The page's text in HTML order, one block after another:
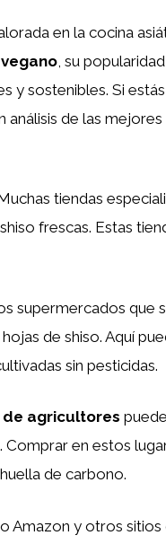
en la cocina
vegano , su
y sostenibles. Si
análisis de las
tiendas
frescas. Estas
supermercados que
de shiso. Aquí
sin pesticidas.
agricultores
en estos
de carbono.
Amazon y otros